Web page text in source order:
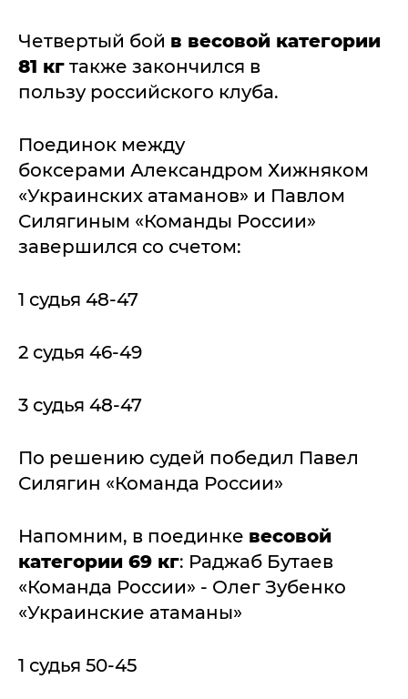
Четвертый бой в весовой категории
81 кг также закончился в
пользу российского клуба.
Поединок между
боксерами Александром Хижняком
«Украинских атаманов» и Павлом
Силягиным «Команды России»
завершился со счетом:
1 судья 48-47
2 судья 46-49
3 судья 48-47
По решению судей победил Павел
Силягин «Команда России»
Напомним, в поединке весовой
категории 69 кг: Раджаб Бутаев
«Команда России» - Олег Зубенко
«Украинские атаманы»
1 судья 50-45